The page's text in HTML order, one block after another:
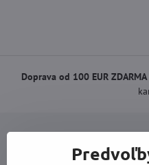
Doprava od 100 EUR ZDARMA